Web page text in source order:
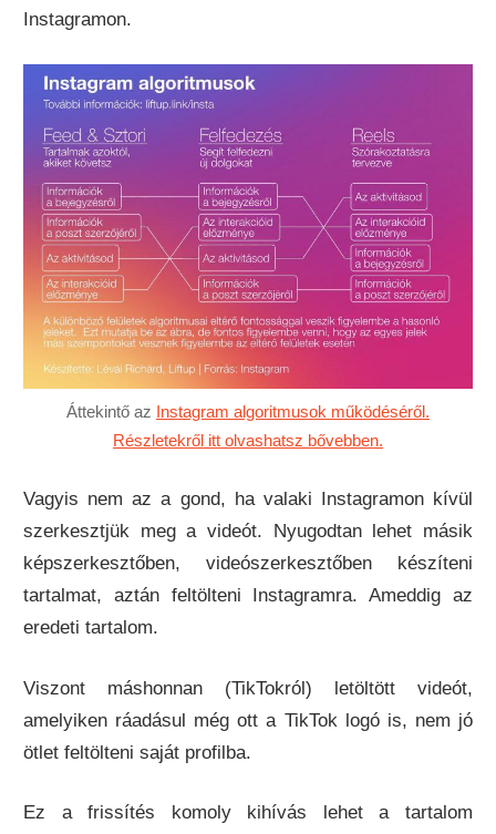
Instagramon.
Áttekintő az Instagram algoritmusok működéséről.
Részletekről itt olvashatsz bővebben.
Vagyis nem az a gond, ha valaki Instagramon kívül
szerkesztjük meg a videót. Nyugodtan lehet másik
képszerkesztőben, videószerkesztőben készíteni
tartalmat, aztán feltölteni Instagramra. Ameddig az
eredeti tartalom.
Viszont máshonnan (TikTokról) letöltött videót,
amelyiken ráadásul még ott a TikTok logó is, nem jó
ötlet feltölteni saját profilba.
Ez a frissítés komoly kihívás lehet a tartalom